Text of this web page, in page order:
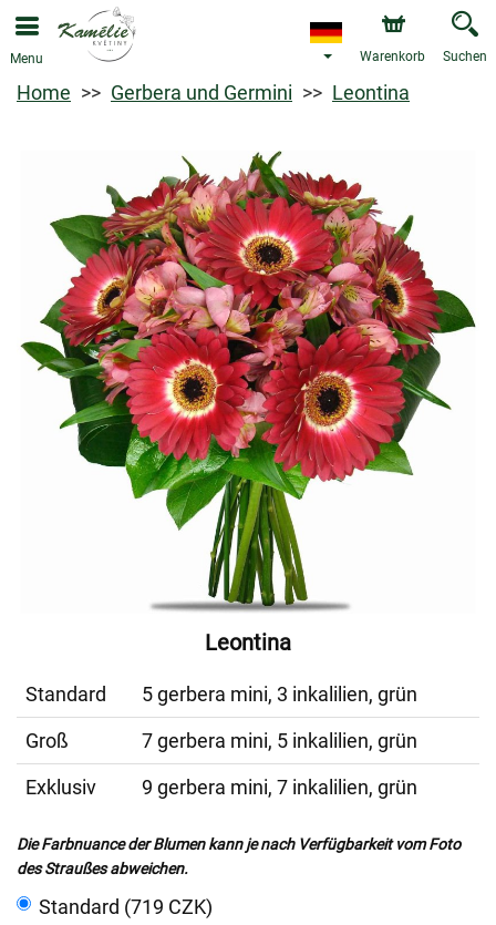
Menu Warenkorb Suchen
Home Gerbera und Germini Leontina
Leontina
Standard
5 gerbera mini, 3 inkalilien, grün
Groß
7 gerbera mini, 5 inkalilien, grün
Exklusiv
9 gerbera mini, 7 inkalilien, grün
Die Farbnuance der Blumen kann je nach Verfügbarkeit vom Foto
des Straußes abweichen.
Standard (719 CZK)